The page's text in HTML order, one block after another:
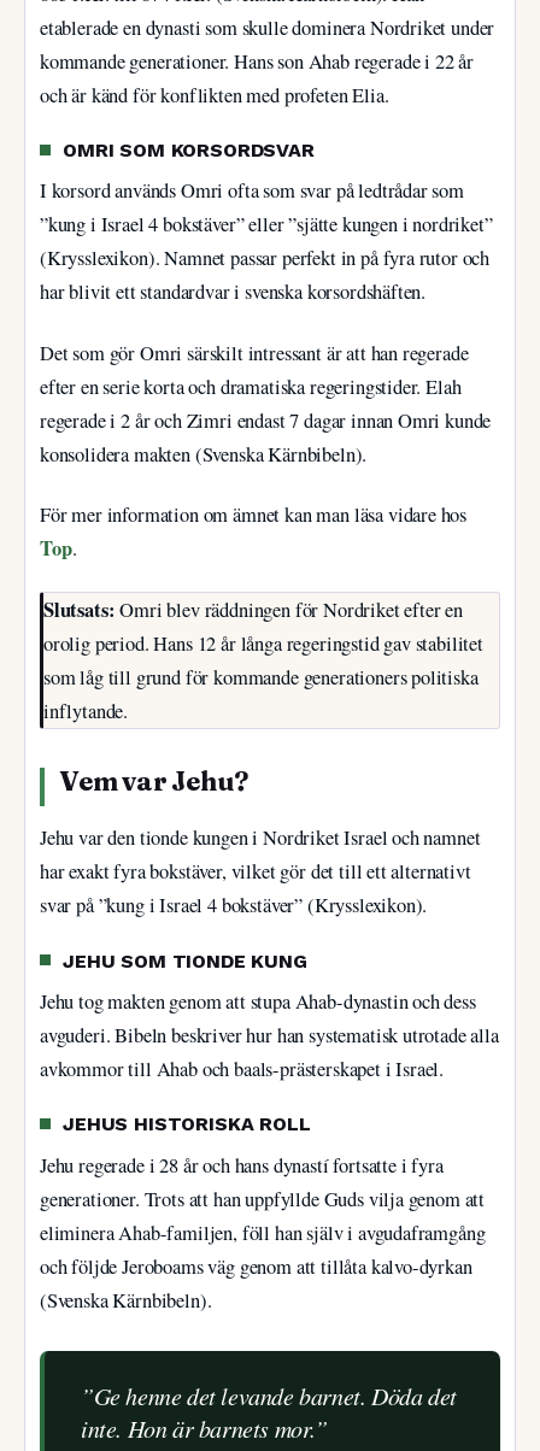
etablerade en dynasti som skulle dominera Nordriket under
kommande generationer. Hans son Ahab regerade i 22 år
och är känd för konflikten med profeten Elia.
OMRI SOM KORSORDSVAR
I korsord används Omri ofta som svar på ledtrådar som
”kung i Israel 4 bokstäver” eller ”sjätte kungen i nordriket”
(Krysslexikon). Namnet passar perfekt in på fyra rutor och
har blivit ett standardvar i svenska korsordshäften.
Det som gör Omri särskilt intressant är att han regerade
efter en serie korta och dramatiska regeringstider. Elah
regerade i 2 år och Zimri endast 7 dagar innan Omri kunde
konsolidera makten (Svenska Kärnbibeln).
För mer information om ämnet kan man läsa vidare hos
Top.
Slutsats: Omri blev räddningen för Nordriket efter en
orolig period. Hans 12 år långa regeringstid gav stabilitet
som låg till grund för kommande generationers politiska
inflytande.
Vem var Jehu?
Jehu var den tionde kungen i Nordriket Israel och namnet
har exakt fyra bokstäver, vilket gör det till ett alternativt
svar på ”kung i Israel 4 bokstäver” (Krysslexikon).
JEHU SOM TIONDE KUNG
Jehu tog makten genom att stupa Ahab-dynastin och dess
avguderi. Bibeln beskriver hur han systematisk utrotade alla
avkommor till Ahab och baals-prästerskapet i Israel.
JEHUS HISTORISKA ROLL
Jehu regerade i 28 år och hans dynastí fortsatte i fyra
generationer. Trots att han uppfyllde Guds vilja genom att
eliminera Ahab-familjen, föll han själv i avgudaframgång
och följde Jeroboams väg genom att tillåta kalvo-dyrkan
(Svenska Kärnbibeln).
”Ge henne det levande barnet. Döda det
inte. Hon är barnets mor.”